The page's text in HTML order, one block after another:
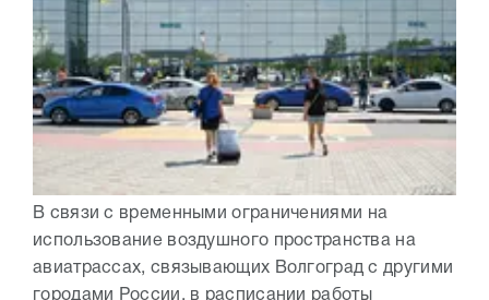
В связи с временными ограничениями на
использование воздушного пространства на
авиатрассах, связывающих Волгоград с другими
городами России, в расписании работы